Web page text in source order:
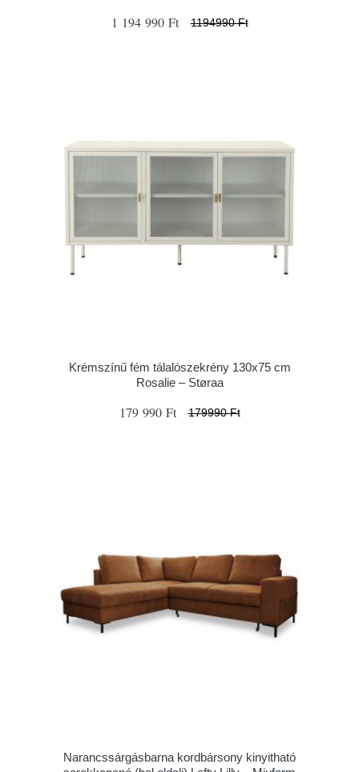
1 194 990 Ft 1194990 Ft
Krémszínű fém tálalószekrény 130x75 cm
Rosalie – Støraa
179 990 Ft 179990 Ft
Narancssárgásbarna kordbársony kinyitható